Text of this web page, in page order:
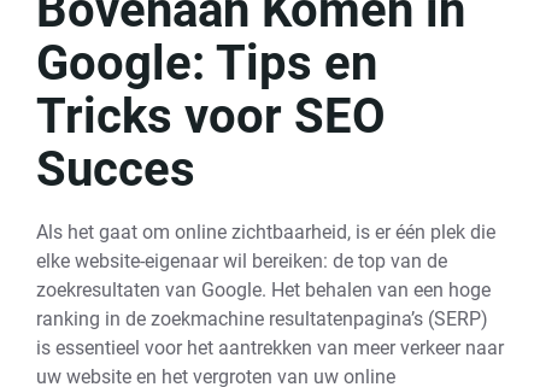
Google: Tips en
Tricks voor SEO
Succes
Als het gaat om online zichtbaarheid, is er één plek die
elke website-eigenaar wil bereiken: de top van de
zoekresultaten van Google. Het behalen van een hoge
ranking in de zoekmachine resultatenpagina’s (SERP)
is essentieel voor het aantrekken van meer verkeer naar
uw website en het vergroten van uw online